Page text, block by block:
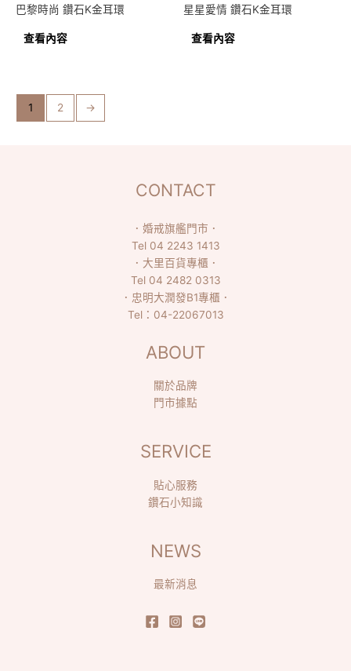
巴黎時尚 鑽石K金耳環
查看內容
星星愛情 鑽石K金耳環
查看內容
1 2 →
CONTACT
． 婚戒旗艦門市 ．
Tel 04 2243 1413
． 大里百貨專櫃 ．
Tel 04 2482 0313
． 忠明大潤發B1專櫃 ．
Tel： 04-22067013
ABOUT
關於品牌
門市據點
SERVICE
貼心服務
鑽石小知識
NEWS
最新消息